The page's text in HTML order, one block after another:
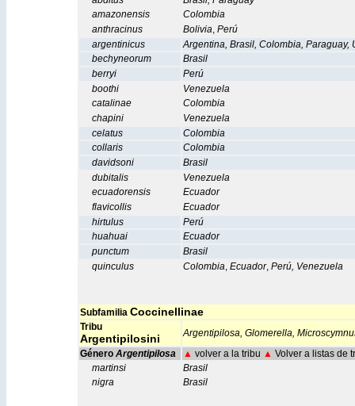
amazonensis
Colombia
anthracinus
Bolivia, Perú
argentinicus
Argentina, Brasil, Colombia, Paraguay,
bechyneorum
Brasil
berryi
Perú
boothi
Venezuela
catalinae
Colombia
chapini
Venezuela
celatus
Colombia
collaris
Colombia
davidsoni
Brasil
dubitalis
Venezuela
ecuadorensis
Ecuador
flavicollis
Ecuador
hirtulus
Perú
huahuai
Ecuador
punctum
Brasil
quinculus
Colombia, Ecuador, Perú, Venezuela
Subfamilia Coccinellinae
Tribu
Argentipilosini Argentipilosa, Glomerella,
Género Argentipilosa ▲ volver a la tribu ▲ Volver a listas de
martinsi
Brasil
nigra
Brasil